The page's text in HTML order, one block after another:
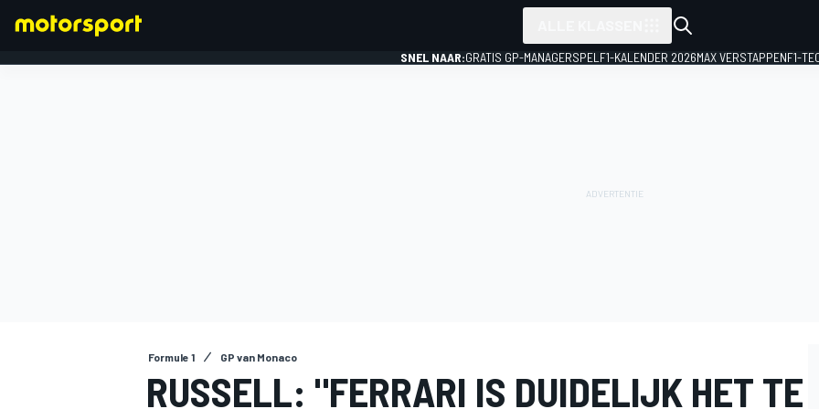
SNEL NAAR:GRATIS GP-MANAGERSPEL F1-KALENDER 2026MAX VERSTAPPENF1-
Formule 1 GP van Monaco
RUSSELL: "FERRARI IS DUIDELIJK HET TE